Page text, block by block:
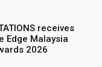
receives
Edge Malaysia
2026